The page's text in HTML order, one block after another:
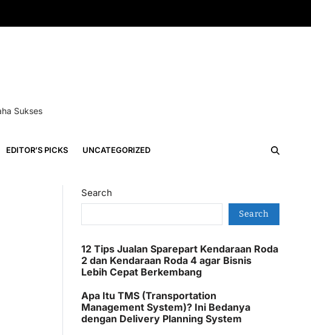
Sukses
EDITOR’S PICKS UNCATEGORIZED
Search
Search
12 Tips Jualan Sparepart Kendaraan Roda
2 dan Kendaraan Roda 4 agar Bisnis
Lebih Cepat Berkembang
Apa Itu TMS (Transportation
Management System)? Ini Bedanya
dengan Delivery Planning System